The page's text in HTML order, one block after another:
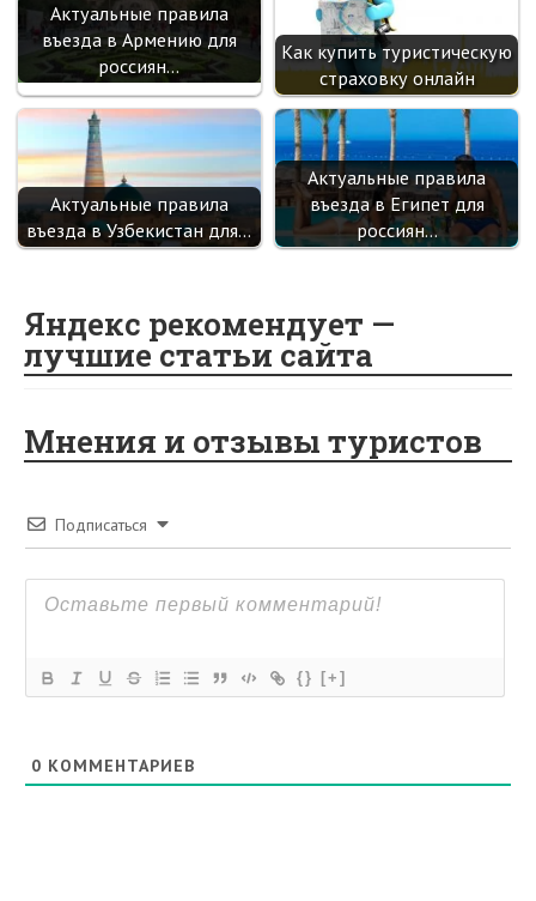
Актуальные правила
въезда в Армению для
россиян…
Как купить туристическую
страховку онлайн
Актуальные правила
въезда в Узбекистан для…
Актуальные правила
въезда в Египет для
россиян…
Яндекс рекомендует —
лучшие статьи сайта
Мнения и отзывы туристов
Подписаться
{} [+]
0 КОММЕНТАРИЕВ